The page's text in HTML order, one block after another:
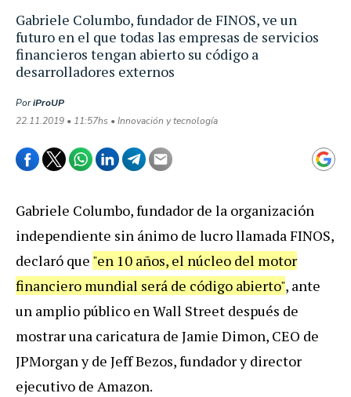
Gabriele Columbo, fundador de FINOS, ve un
futuro en el que todas las empresas de servicios
financieros tengan abierto su código a
desarrolladores externos
PoriProUP
22.11.2019 • 11:57hs • Innovación y tecnología
Gabriele Columbo, fundador de la organización
independiente sin ánimo de lucro llamada FINOS,
declaró que "en 10 años, el núcleo del motor
financiero mundial será de código abierto", ante
un amplio público en Wall Street después de
mostrar una caricatura de Jamie Dimon, CEO de
JPMorgan y de Jeff Bezos, fundador y director
ejecutivo de Amazon.